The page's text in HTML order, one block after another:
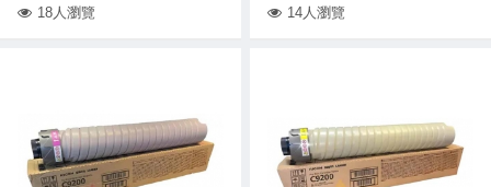
18人瀏覽
14人瀏覽